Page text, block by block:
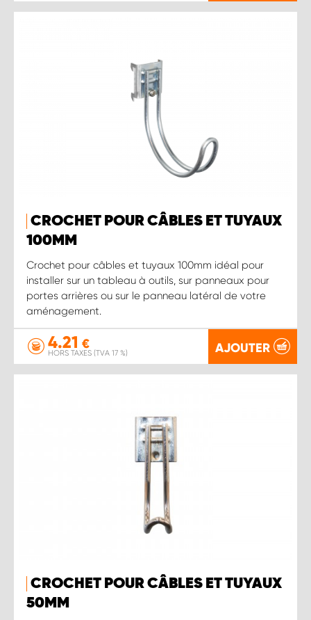
CROCHET POUR CÂBLES ET TUYAUX
100MM
Crochet pour câbles et tuyaux 100mm idéal pour
installer sur un tableau à outils, sur panneaux pour
portes arrières ou sur le panneau latéral de votre
aménagement.
4.21 €
HORS TAXES (TVA 17 %) AJOUTER
CROCHET POUR CÂBLES ET TUYAUX
50MM